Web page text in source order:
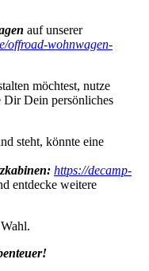
auf unserer
offroad-wohnwagen-
möchtest, nutze
Dir Dein persönliches
steht, könnte eine
https://decamp-
entdecke weitere